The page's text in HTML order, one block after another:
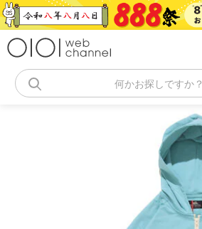
コ
ン
何かお探しですか？